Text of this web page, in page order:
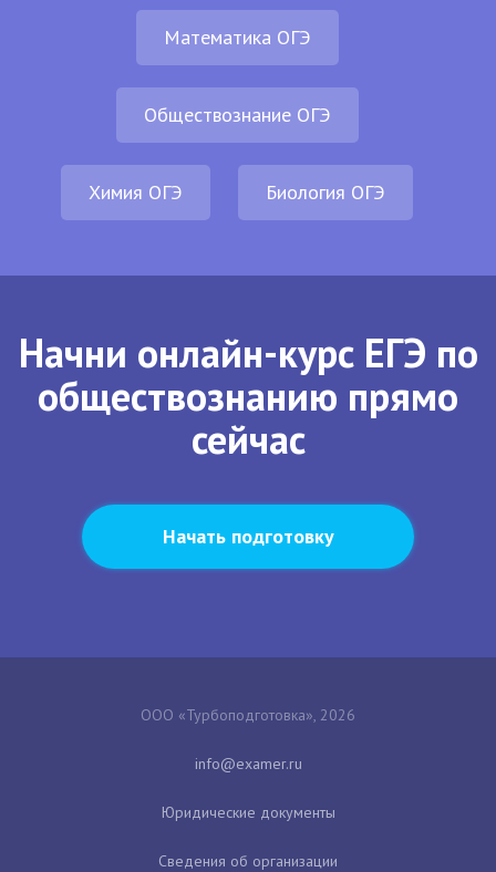
Математика ОГЭ
Обществознание ОГЭ
Химия ОГЭ Биология ОГЭ
Начни онлайн-курс ЕГЭ по
обществознанию прямо
сейчас
Начать подготовку
ООО «Турбоподготовка», 2026
Юридические документы
Сведения об организации